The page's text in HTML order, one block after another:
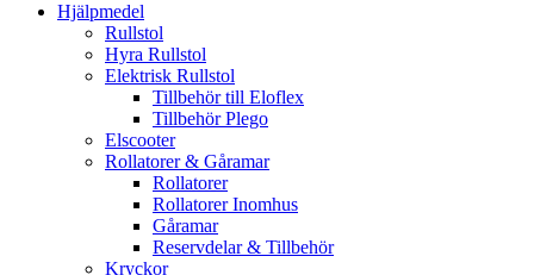
Hjälpmedel
Rullstol
Hyra Rullstol
Elektrisk Rullstol
Tillbehör till Eloflex
Tillbehör Plego
Elscooter
Rollatorer & Gåramar
Rollatorer
Rollatorer Inomhus
Gåramar
Reservdelar & Tillbehör
Kryckor